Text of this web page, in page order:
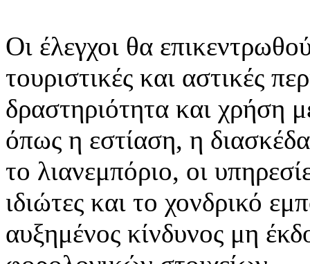
Οι έλεγχοι θα
τουριστικές και αστικές
δραστηριότητα και χρήση
όπως η εστίαση, η
το λιανεμπόριο, οι
ιδιώτες και το χονδρικό
αυξημένος κίνδυνος μη